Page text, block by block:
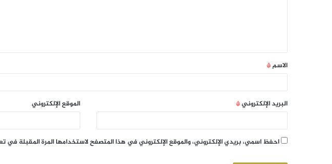
الاسم*
البريد الإلكتروني* الموقع الإلكتروني
احفظ اسمي، بريدي الإلكتروني، والموقع الإلكتروني في هذا المتصفح لاستخدامها المرة المقبلة في